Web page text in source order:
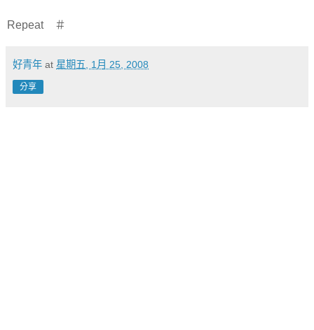
Repeat ＃
好青年 at 星期五, 1月 25, 2008
分享